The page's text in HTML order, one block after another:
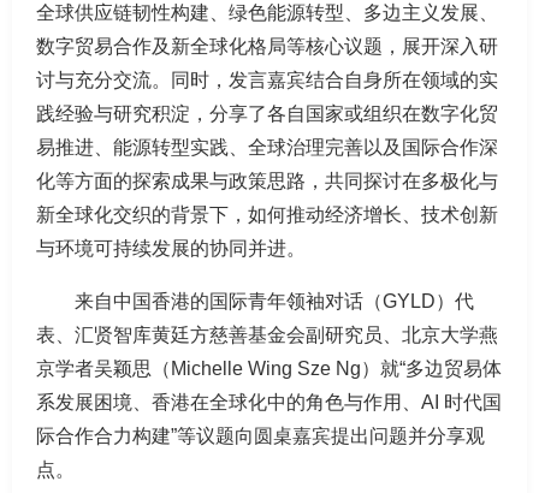
全球供应链韧性构建、绿色能源转型、多边主义发展、
数字贸易合作及新全球化格局等核心议题，展开深入研
讨与充分交流。同时，发言嘉宾结合自身所在领域的实
践经验与研究积淀，分享了各自国家或组织在数字化贸
易推进、能源转型实践、全球治理完善以及国际合作深
化等方面的探索成果与政策思路，共同探讨在多极化与
新全球化交织的背景下，如何推动经济增长、技术创新
与环境可持续发展的协同并进。
来自中国香港的国际青年领袖对话（GYLD）代
表、汇贤智库黄廷方慈善基金会副研究员、北京大学燕
京学者吴颖思（Michelle Wing Sze Ng）就“多边贸易体
系发展困境、香港在全球化中的角色与作用、AI 时代国
际合作合力构建”等议题向圆桌嘉宾提出问题并分享观
点。